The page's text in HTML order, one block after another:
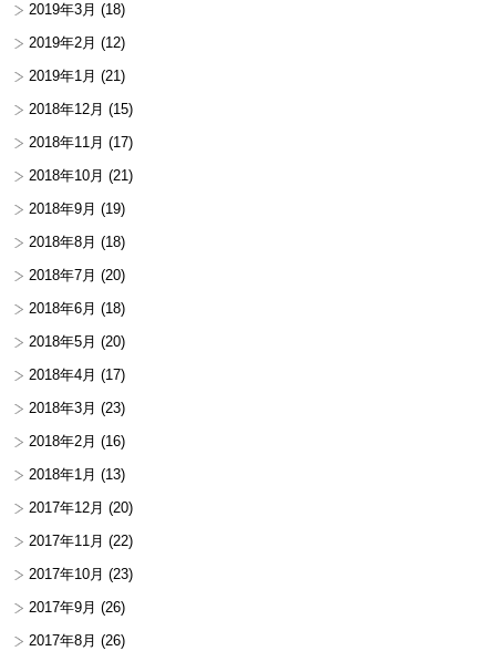
2019年3月 (18)
2019年2月 (12)
2019年1月 (21)
2018年12月 (15)
2018年11月 (17)
2018年10月 (21)
2018年9月 (19)
2018年8月 (18)
2018年7月 (20)
2018年6月 (18)
2018年5月 (20)
2018年4月 (17)
2018年3月 (23)
2018年2月 (16)
2018年1月 (13)
2017年12月 (20)
2017年11月 (22)
2017年10月 (23)
2017年9月 (26)
2017年8月 (26)